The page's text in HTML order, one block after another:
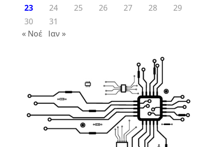
23
24 25 26 27 28
29
30
31
« Νοέ
Ιαν »